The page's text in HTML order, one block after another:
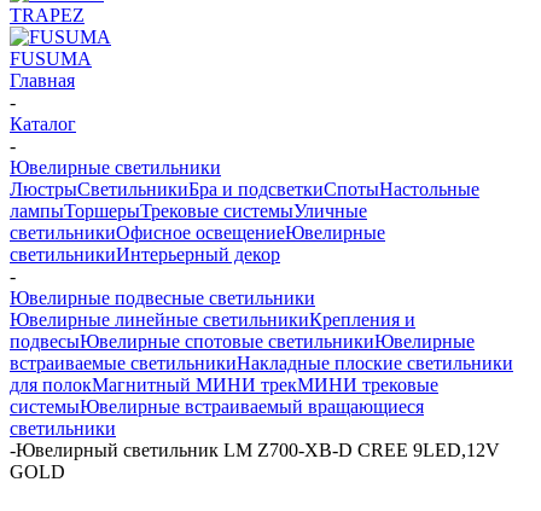
TRAPEZ
FUSUMA
Главная
-
Каталог
-
Ювелирные светильники
ЛюстрыСветильникиБра и подсветкиСпотыНастольные
лампыТоршерыТрековые системыУличные
светильникиОфисное освещениеЮвелирные
светильникиИнтерьерный декор
-
Ювелирные подвесные светильники
Ювелирные линейные светильникиКрепления и
подвесыЮвелирные спотовые светильникиЮвелирные
встраиваемые светильникиНакладные плоские светильники
для полокМагнитный МИНИ трекМИНИ трековые
системыЮвелирные встраиваемый вращающиеся
светильники
-Ювелирный светильник LM Z700-XB-D CREE 9LED,12V
GOLD